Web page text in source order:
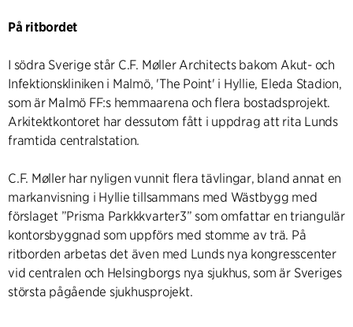
På ritbordet
I södra Sverige står C.F. Møller Architects bakom Akut- och
Infektionskliniken i Malmö, 'The Point' i Hyllie, Eleda Stadion,
som är Malmö FF:s hemmaarena och flera bostadsprojekt.
Arkitektkontoret har dessutom fått i uppdrag att rita Lunds
framtida centralstation.
C.F. Møller har nyligen vunnit flera tävlingar, bland annat en
markanvisning i Hyllie tillsammans med Wästbygg med
förslaget ”Prisma Parkkkvarter3” som omfattar en triangulär
kontorsbyggnad som uppförs med stomme av trä. På
ritborden arbetas det även med Lunds nya kongresscenter
vid centralen och Helsingborgs nya sjukhus, som är Sveriges
största pågående sjukhusprojekt.